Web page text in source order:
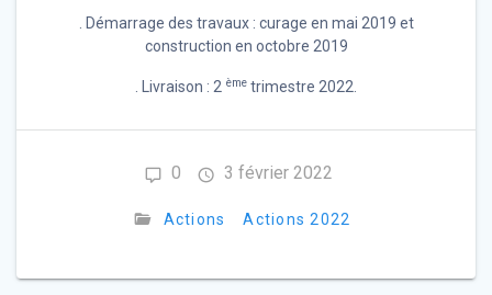
. Démarrage des travaux : curage en mai 2019 et
construction en octobre 2019
. Livraison : 2 èmetrimestre 2022.
0 3 février 2022
Actions Actions 2022